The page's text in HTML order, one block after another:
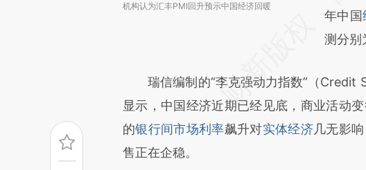
机构认为汇丰PMI回升预示中国经济回暖
而成，
财新观
年中国
测分别
瑞信编制的“李克强动力指数”（Credit
显示，中国经济近期已经见底，商业活动
的银行间市场利率飙升对实体经济几无影
售正在企稳。